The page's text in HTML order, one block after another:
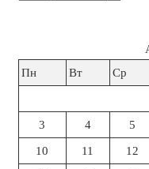
Пн
Вт Ср
3 4 5
10 11 12